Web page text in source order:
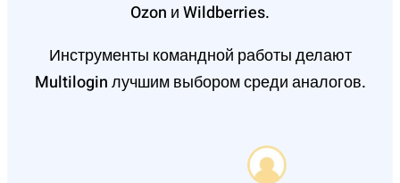
Ozon и Wildberries.
Инструменты командной работы делают
Multilogin лучшим выбором среди аналогов.